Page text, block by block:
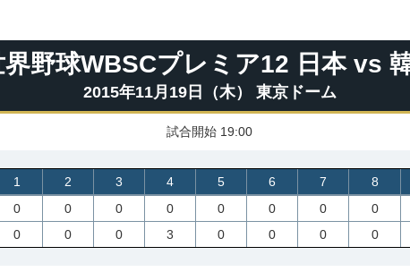
界野球WBSCプレミア12 日本 vs
2015年11月19日（木） 東京ドーム
試合開始 19:00
1 2 3 4 5 6 7 8
0 0 0 0 0 0 0 0
0 0 0 3 0 0 0 0